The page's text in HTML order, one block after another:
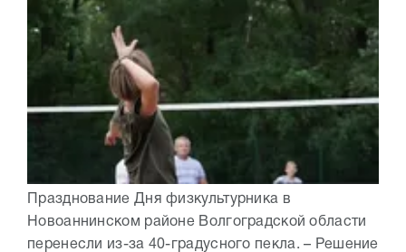
Празднование Дня физкультурника в
Новоаннинском районе Волгоградской области
перенесли из-за 40-градусного пекла. – Решение